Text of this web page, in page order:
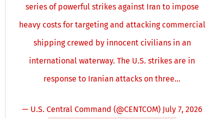
series of powerful strikes against Iran to impose
heavy costs for targeting and attacking commercial
shipping crewed by innocent civilians in an
international waterway. The U.S. strikes are in
response to Iranian attacks on three…
— U.S. Central Command (@CENTCOM) July 7, 2026